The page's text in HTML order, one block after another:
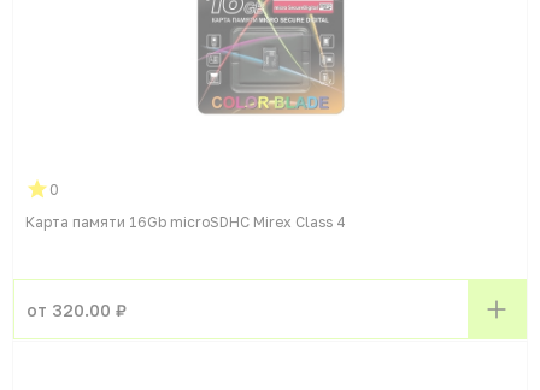
0
Карта памяти 16Gb microSDHC Mirex Class 4
от 320.00 ₽